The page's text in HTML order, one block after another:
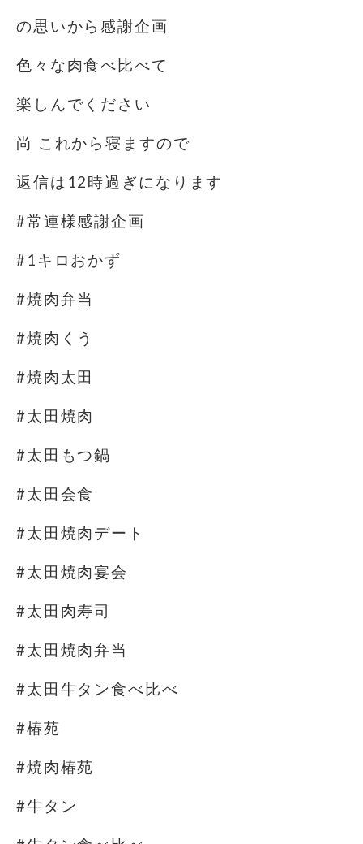
の思いから感謝企画
色々な肉食べ比べて
楽しんでください
尚 これから寝ますので
返信は12時過ぎになります
#常連様感謝企画
#1キロおかず
#焼肉弁当
#焼肉くう
#焼肉太田
#太田焼肉
#太田もつ鍋
#太田会食
#太田焼肉デート
#太田焼肉宴会
#太田肉寿司
#太田焼肉弁当
#太田牛タン食べ比べ
#椿苑
#焼肉椿苑
#牛タン